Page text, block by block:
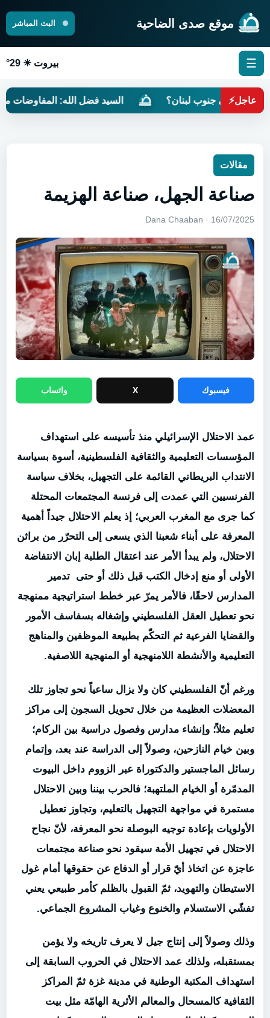
موقع صدى الضاحية البث المباشر
☰ بيروت ☀ 29°
عاجل⚡
في جنوب لبنان؟ السيد فضل الله: المفاوضات مرهونة
مقالات
صناعة الجهل، صناعة الهزيمة
16/07/2025 · Dana Chaaban
فيسبوك X واتساب
عمد الاحتلال الإسرائيلي منذ تأسيسه على استهداف
المؤسسات التعليمية والثقافية الفلسطينية، أسوة بسياسة
الانتداب البريطاني القائمة على التجهيل، بخلاف سياسة
الفرنسيين التي عمدت إلى فرنسة المجتمعات المحتلة
كما جرى مع المغرب العربي؛ إذ يعلم الاحتلال جيداً أهمية
المعرفة على أبناء شعبنا الذي يسعى إلى التحرّر من براثن
الاحتلال، ولم يبدأ الأمر عند اعتقال الطلبة إبان الانتفاضة
الأولى أو منع إدخال الكتب قبل ذلك أو حتى تدمير
المدارس لاحقًا، فالأمر يمرّ عبر خطط استراتيجية ممنهجة
نحو تعطيل العقل الفلسطيني وإشغاله بسفاسف الأمور
والقضايا الفرعية ثم التحكّم بطبيعة الموظفين والمناهج
التعليمية والأنشطة اللامنهجية أو المنهجية اللاصفية.
ورغم أنّ الفلسطيني كان ولا يزال ساعياً نحو تجاوز تلك
المعضلات العظيمة من خلال تحويل السجون إلى مراكز
تعليم مثلاً؛ وإنشاء مدارس وفصول دراسية بين الركام؛
وبين خيام النازحين، وصولاً إلى الدراسة عند بعد، وإتمام
رسائل الماجستير والدكتوراة عبر الزووم داخل البيوت
المدمّرة أو الخيام الملتهبة؛ فالحرب بيننا وبين الاحتلال
مستمرة في مواجهة التجهيل بالتعليم، وتجاوز تعطيل
الأولويات بإعادة توجيه البوصلة نحو المعرفة، لأنّ نجاح
الاحتلال في تجهيل الأمة سيقود نحو صناعة مجتمعات
عاجزة عن اتخاذ أيّ قرار أو الدفاع عن حقوقها أمام غول
الاستيطان والتهويد، ثمّ القبول بالظلم كأمر طبيعي يعني
تفشّي الاستسلام والخنوع وغياب المشروع الجماعي.
وذلك وصولاً إلى إنتاج جيل لا يعرف تاريخه ولا يؤمن
بمستقبله، ولذلك عمد الاحتلال في الحروب السابقة إلى
استهداف المكتبة الوطنية في مدينة غزة ثمّ المراكز
الثقافية كالمسحال والمعالم الأثرية الهامّة مثل بيت